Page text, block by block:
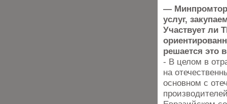
—
услуг,
Участвует ли
решается это
- В целом в
на
основном с